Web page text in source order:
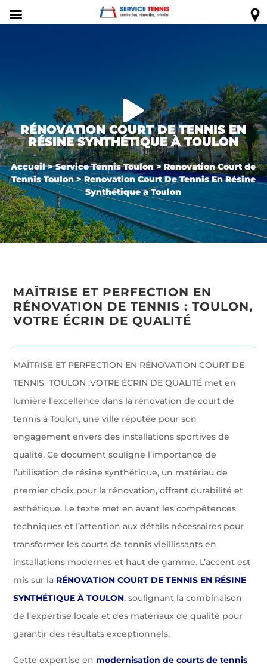

RÉNOVATION COURT DE TENNIS EN
RÉSINE SYNTHÉTIQUE À TOULON
Accueil > Service Tennis Toulon > Renovation Court de
Tennis Toulon > Renovation Court De Tennis En Résine
Synthétique a Toulon
MAÎTRISE ET PERFECTION EN
RÉNOVATION DE TENNIS : TOULON,
VOTRE ÉCRIN DE QUALITÉ
MAÎTRISE ET PERFECTION EN RÉNOVATION COURT DE
TENNIS TOULON :VOTRE ÉCRIN DE QUALITÉ met en
lumière l’excellence dans la rénovation de court de
tennis à Toulon, une ville réputée pour son
engagement envers des installations sportives de
qualité. Ce document souligne l’importance de
l’utilisation de résine synthétique, un matériau de
premier choix pour la rénovation, offrant durabilité et
esthétique. Le texte met en avant les compétences
techniques et l’attention aux détails nécessaires pour
transformer les courts de tennis vieillissants en
installations modernes et haut de gamme. L’accent est
mis sur la RÉNOVATION COURT DE TENNIS EN RÉSINE
SYNTHÉTIQUE À TOULON, soulignant la combinaison
de l’expertise locale et des matériaux de qualité pour
garantir des résultats exceptionnels.
Cette expertise en modernisation de courts de tennis